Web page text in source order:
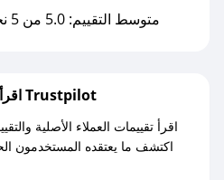
متوسط التقييم: 5.0 من 5 نجوم بواسطة 0 مستخدمين
اقرأ تقييمات واراء العملاء على Trustpilot
اقرأ تقييمات العملاء الأصلية
اكتشف ما يعتقده المستخدمون